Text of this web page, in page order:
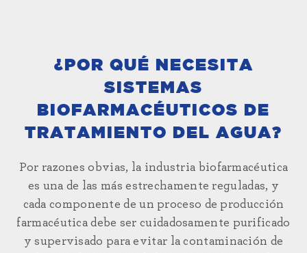
¿POR QUÉ NECESITA
SISTEMAS
BIOFARMACÉUTICOS DE
TRATAMIENTO DEL AGUA?
Por razones obvias, la industria biofarmacéutica
es una de las más estrechamente reguladas, y
cada componente de un proceso de producción
farmacéutica debe ser cuidadosamente purificado
y supervisado para evitar la contaminación de